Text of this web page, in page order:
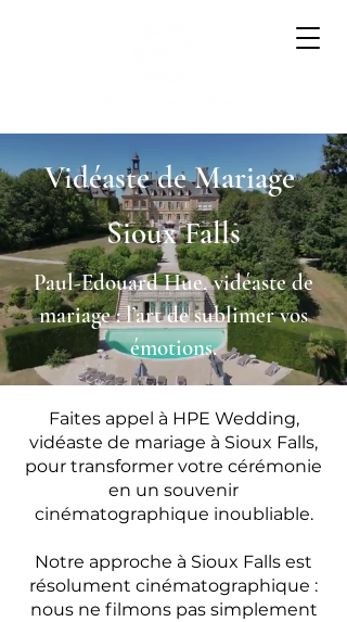
Vidéaste de Mariage
Sioux Falls
Paul-Edouard Hue, vidéaste de
mariage : l’art de sublimer vos
émotions.
Faites appel à HPE Wedding,
vidéaste de mariage à Sioux Falls,
pour transformer votre cérémonie
en un souvenir
cinématographique inoubliable.
Notre approche à Sioux Falls est
résolument cinématographique :
nous ne filmons pas simplement